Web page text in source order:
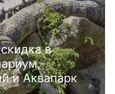
в
и Аквапарк